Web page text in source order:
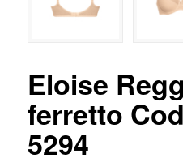
Eloise
ferretto
5294